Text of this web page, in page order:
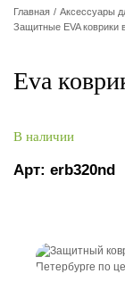
Главная Аксессуары
Защитные EVA коврики
Eva
В наличии
Арт: erb320nd